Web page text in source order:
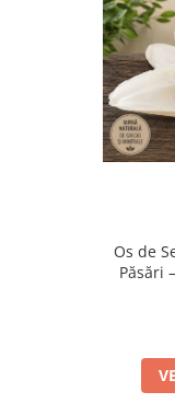
Os de
Păsări